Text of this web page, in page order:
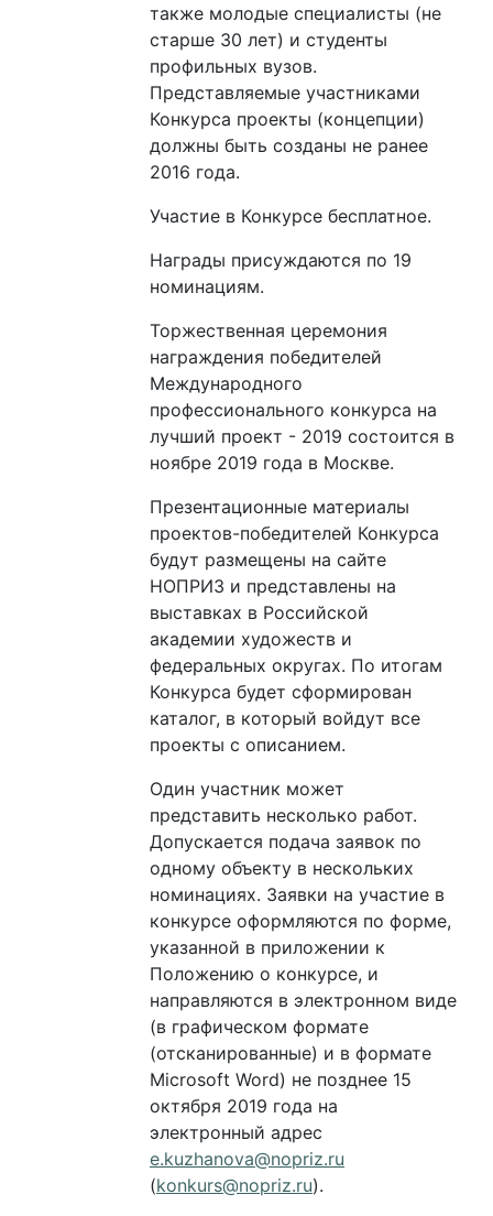
также молодые специалисты (не
старше 30 лет) и студенты
профильных вузов.
Представляемые участниками
Конкурса проекты (концепции)
должны быть созданы не ранее
2016 года.
Участие в Конкурсе бесплатное.
Награды присуждаются по 19
номинациям.
Торжественная церемония
награждения победителей
Международного
профессионального конкурса на
лучший проект - 2019 состоится в
ноябре 2019 года в Москве.
Презентационные материалы
проектов-победителей Конкурса
будут размещены на сайте
НОПРИЗ и представлены на
выставках в Российской
академии художеств и
федеральных округах. По итогам
Конкурса будет сформирован
каталог, в который войдут все
проекты с описанием.
Один участник может
представить несколько работ.
Допускается подача заявок по
одному объекту в нескольких
номинациях. Заявки на участие в
конкурсе оформляются по форме,
указанной в приложении к
Положению о конкурсе, и
направляются в электронном виде
(в графическом формате
(отсканированные) и в формате
Microsoft Word) не позднее 15
октября 2019 года на
электронный адрес
e.kuzhanova@nopriz.ru
(konkurs@nopriz.ru).